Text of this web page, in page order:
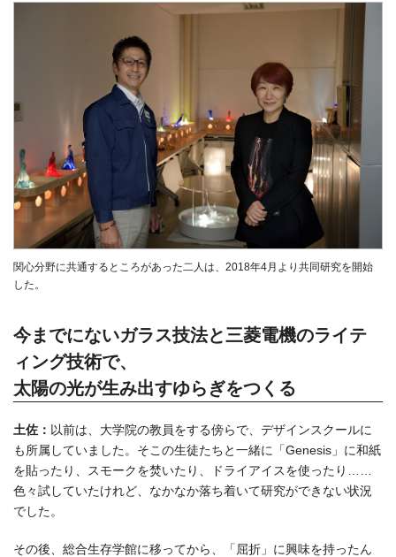
関心分野に共通するところがあった二人は、2018年4月より共同研究を開始
した。
今までにないガラス技法と三菱電機のライテ
ィング技術で、
太陽の光が生み出すゆらぎをつくる
土佐： 以前は、大学院の教員をする傍らで、デザインスクールに
も所属していました。そこの生徒たちと一緒に「Genesis」に和紙
を貼ったり、スモークを焚いたり、ドライアイスを使ったり……
色々試していたけれど、なかなか落ち着いて研究ができない状況
でした。
その後、総合生存学館に移ってから、「屈折」に興味を持ったん